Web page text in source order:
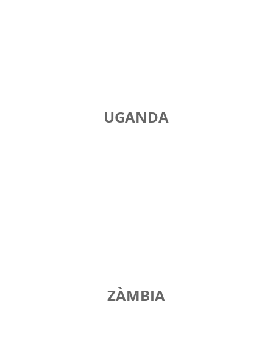
UGANDA
ZÀMBIA